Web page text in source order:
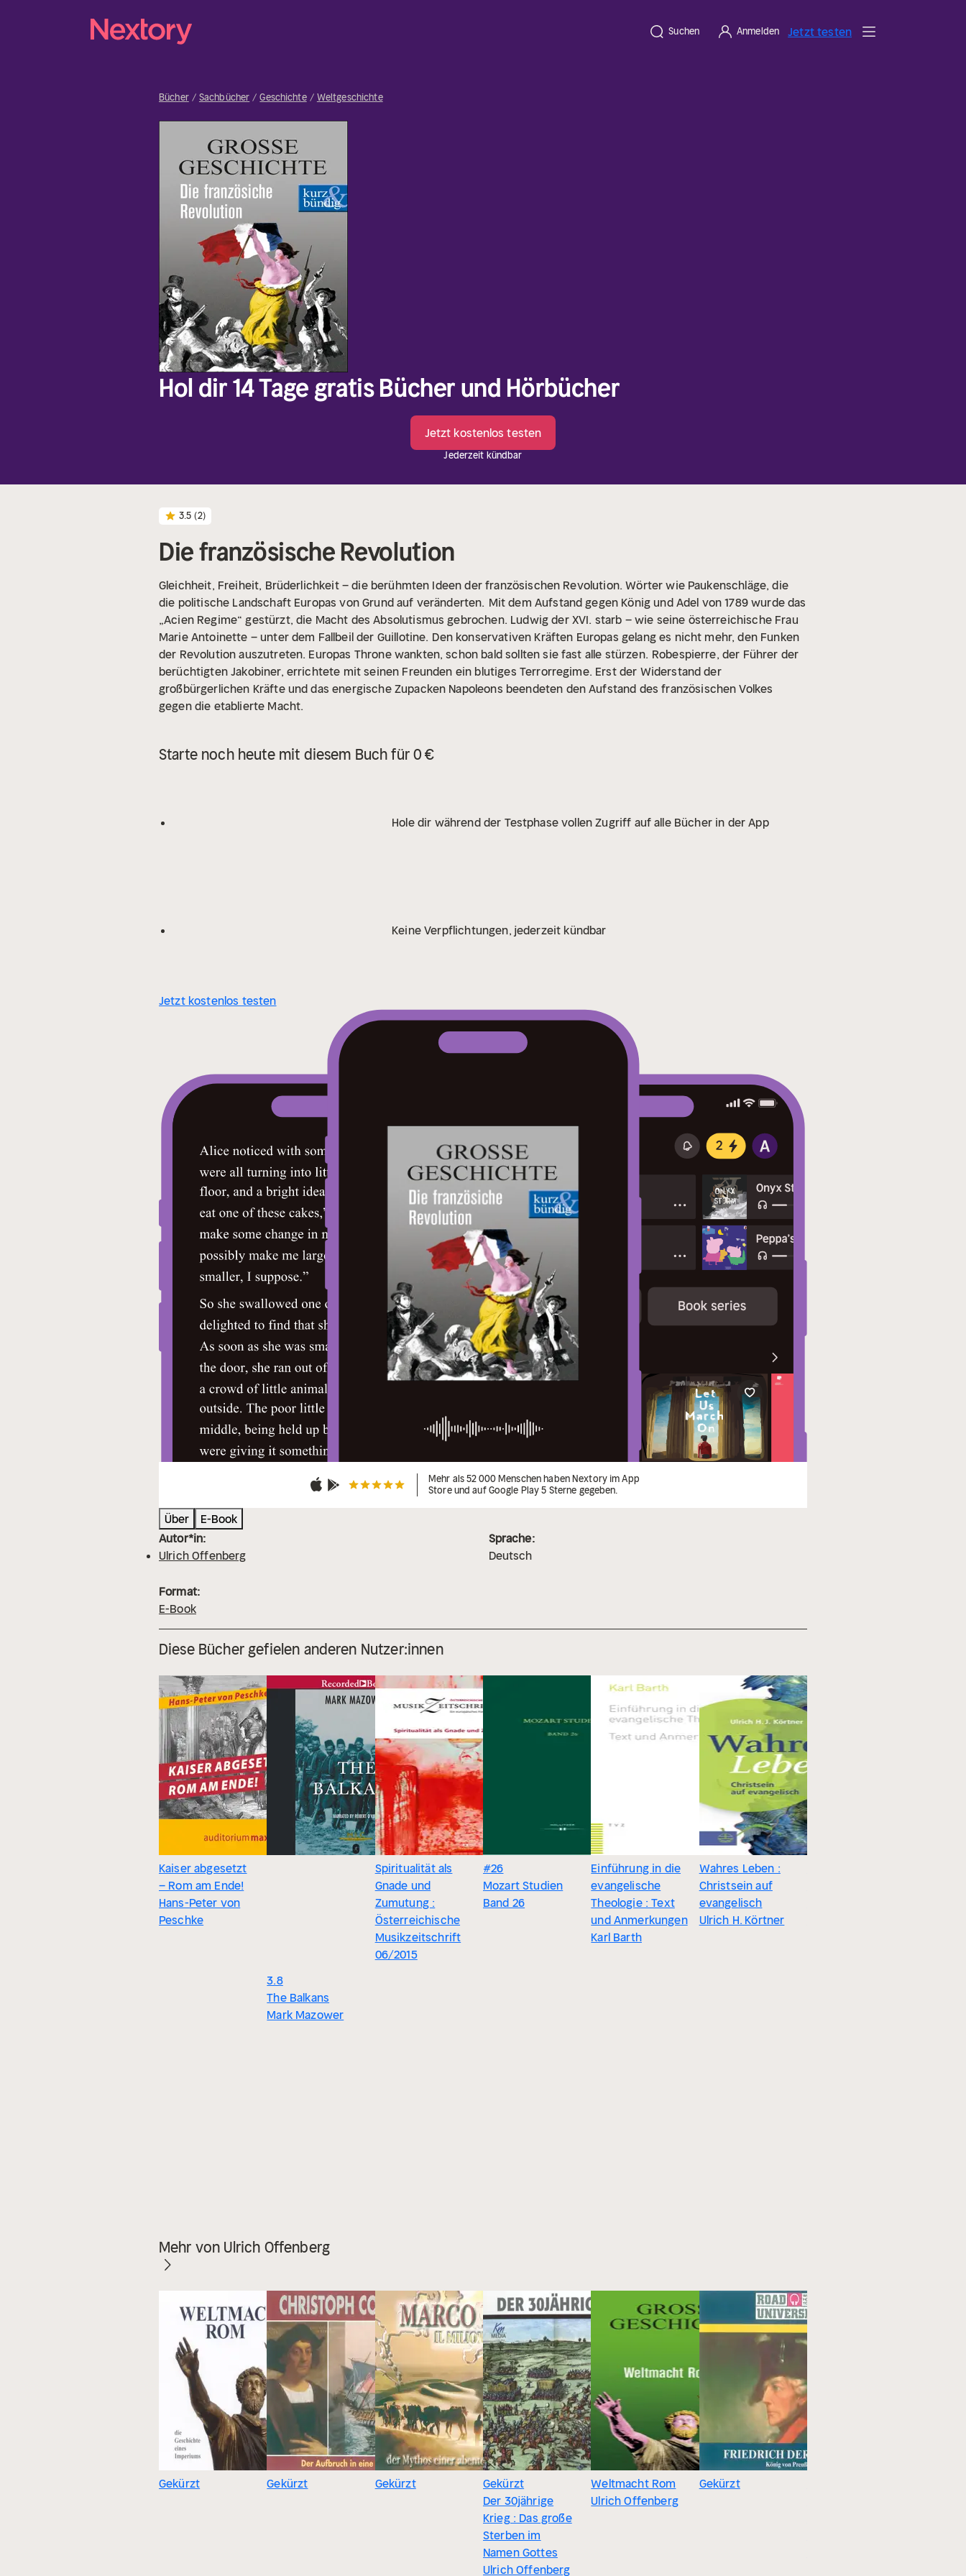
Suchen Anmelden Jetzt testen
Bücher Sachbücher Geschichte Weltgeschichte
Hol dir 14 Tage gratis Bücher und Hörbücher
Jetzt kostenlos testen
Jederzeit kündbar
3.5 (2)
Die französische Revolution
Gleichheit, Freiheit, Brüderlichkeit – die berühmten Ideen der französischen Revolution. Wörter wie Paukenschläge, die
die politische Landschaft Europas von Grund auf veränderten. Mit dem Aufstand gegen König und Adel von 1789 wurde das
„Acien Regime“ gestürzt, die Macht des Absolutismus gebrochen. Ludwig der XVI. starb – wie seine österreichische Frau
Marie Antoinette – unter dem Fallbeil der Guillotine. Den konservativen Kräften Europas gelang es nicht mehr, den Funken
der Revolution auszutreten. Europas Throne wankten, schon bald sollten sie fast alle stürzen. Robespierre, der Führer der
berüchtigten Jakobiner, errichtete mit seinen Freunden ein blutiges Terrorregime. Erst der Widerstand der
großbürgerlichen Kräfte und das energische Zupacken Napoleons beendeten den Aufstand des französischen Volkes
gegen die etablierte Macht.
Starte noch heute mit diesem Buch für 0 €
Hole dir während der Testphase vollen Zugriff auf alle Bücher in der App
Keine Verpflichtungen, jederzeit kündbar
Jetzt kostenlos testen
Mehr als 52 000 Menschen haben Nextory im App
Store und auf Google Play 5 Sterne gegeben.
Über
E-Book
Autor*in:
Ulrich Offenberg
Sprache:
Deutsch
Format:
E-Book
Diese Bücher gefielen anderen Nutzer:innen
Kaiser abgesetzt
– Rom am Ende!
Hans-Peter von
Peschke
3.8
The Balkans
Mark Mazower
Spiritualität als
Gnade und
Zumutung :
Österreichische
Musikzeitschrift
06/2015
#26
Mozart Studien
Band 26
Einführung in die
evangelische
Theologie : Text
und Anmerkungen
Karl Barth
Wahres Leben :
Christsein auf
evangelisch
Ulrich H. Körtner
Mehr von Ulrich Offenberg
Gekürzt Gekürzt Gekürzt
Gekürzt
Der 30jährige
Krieg : Das große
Sterben im
Namen Gottes
Ulrich Offenberg
Weltmacht Rom
Ulrich Offenberg
Gekürzt